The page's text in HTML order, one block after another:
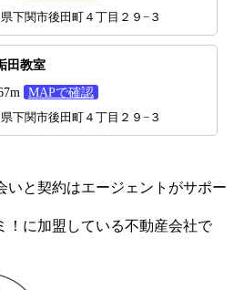
下関市後田町４丁目２９−３
田教室
MAPで確認
下関市後田町４丁目２９−３
いと契約はエージェントがサポー
！に加盟している不動産会社で